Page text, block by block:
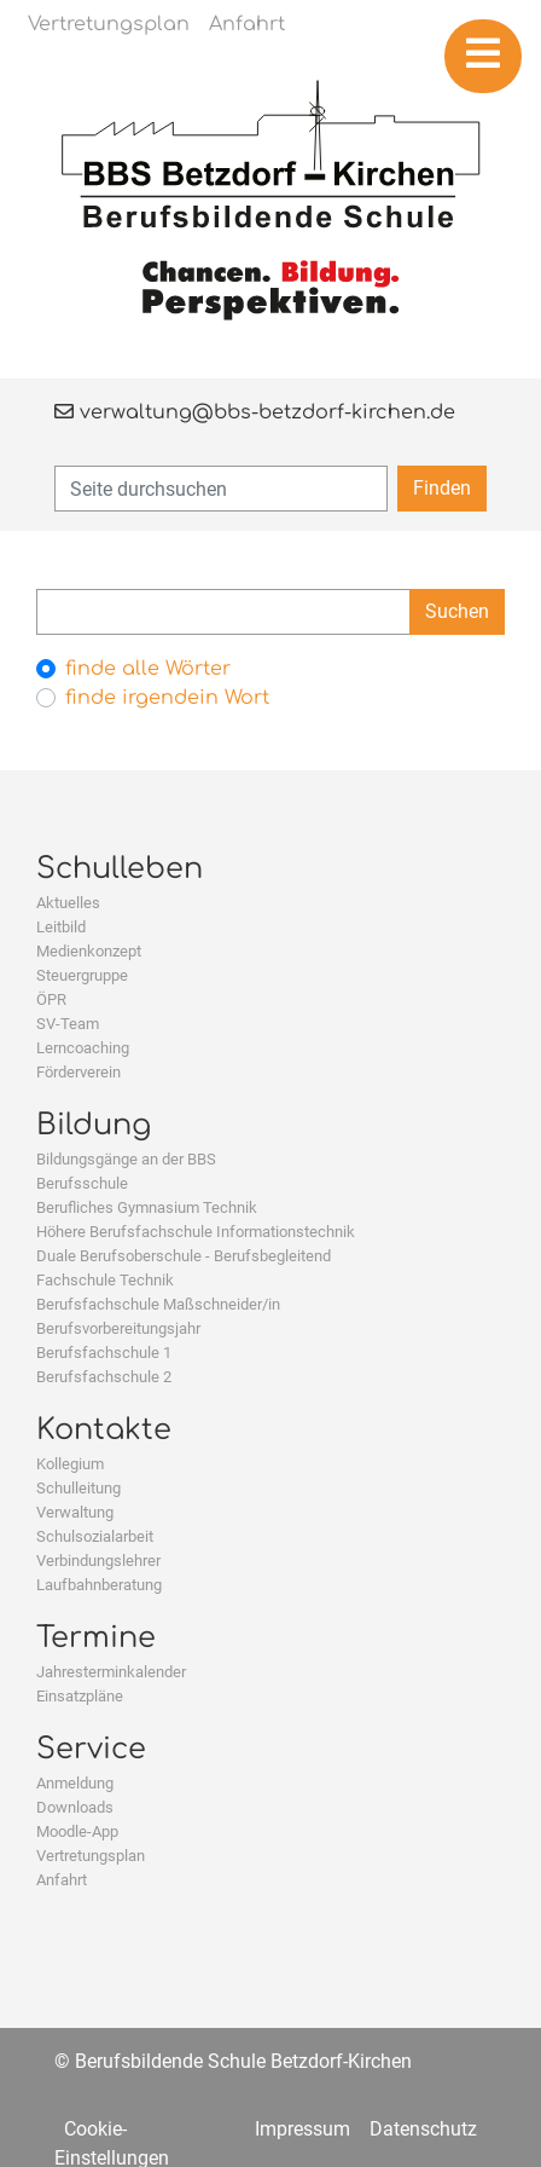
Navigation überspringen
Vertretungsplan Anfahrt
verwaltung@bbs-betzdorf-kirchen.de
Finden
Suchen
Optionen
finde alle Wörter
finde irgendein Wort
Schulleben
Aktuelles
Leitbild
Medienkonzept
Steuergruppe
ÖPR
SV-Team
Lerncoaching
Förderverein
Bildung
Bildungsgänge an der BBS
Berufsschule
Berufliches Gymnasium Technik
Höhere Berufsfachschule Informationstechnik
Duale Berufsoberschule - Berufsbegleitend
Fachschule Technik
Berufsfachschule Maßschneider/in
Berufsvorbereitungsjahr
Berufsfachschule 1
Berufsfachschule 2
Kontakte
Kollegium
Schulleitung
Verwaltung
Schulsozialarbeit
Verbindungslehrer
Laufbahnberatung
Termine
Jahresterminkalender
Einsatzpläne
Service
Anmeldung
Downloads
Moodle-App
Vertretungsplan
Anfahrt
© Berufsbildende Schule Betzdorf-Kirchen
Cookie-
Einstellungen
Impressum Datenschutz